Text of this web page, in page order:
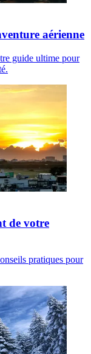
aérienne
guide ultime pour
de votre
pratiques pour